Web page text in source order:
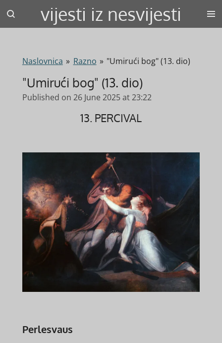
Skip
vijesti iz nesvijesti
Naslovnica » Razno » "Umirući bog" (13. dio)
"Umirući bog" (13. dio)
Published on 26 June 2025 at 23:22
13. PERCIVAL
Perlesvaus